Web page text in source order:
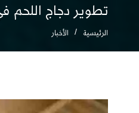
تطوير دجاج اللحم في
الرئيسية الأخبار